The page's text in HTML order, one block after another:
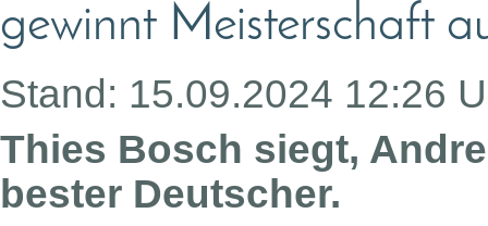
gewinnt Meisterschaft
Stand: 15.09.2024 12:26
Thies Bosch siegt,
bester Deutscher.